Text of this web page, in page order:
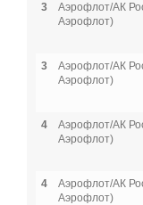
3
Аэрофлот/АК
Аэрофлот)
3
Аэрофлот/АК
Аэрофлот)
4
Аэрофлот/АК
Аэрофлот)
4
Аэрофлот/АК
Аэрофлот)